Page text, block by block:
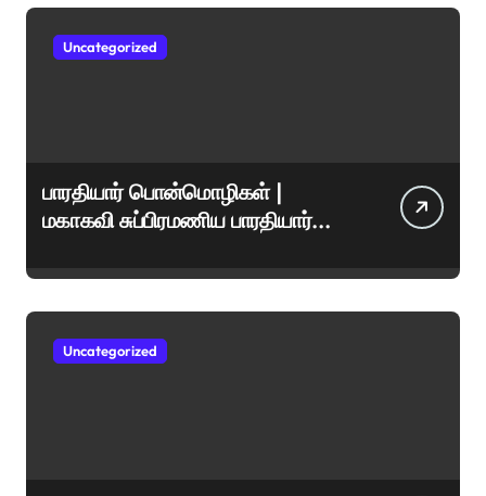
Uncategorized
பாரதியார் பொன்மொழிகள் |
மகாகவி சுப்பிரமணிய பாரதியார்
ஊக்கமளிக்கும் வாசகங்கள்
Uncategorized